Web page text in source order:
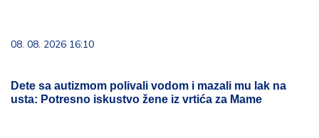
08. 08. 2026 16:10
Dete sa autizmom polivali vodom i mazali mu lak na
usta: Potresno iskustvo žene iz vrtića za Mame